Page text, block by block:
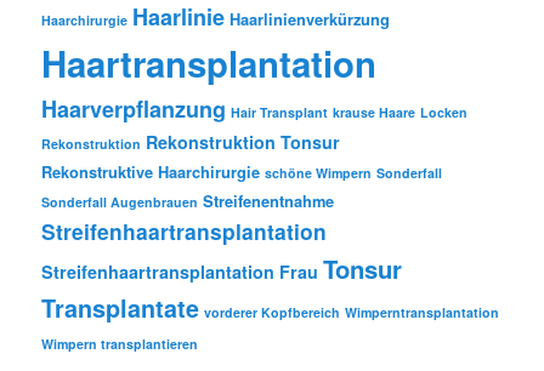
Haarchirurgie Haarlinie Haarlinienverkürzung
Haartransplantation
Haarverpflanzung Hair Transplant krause Haare Locken
Rekonstruktion Rekonstruktion Tonsur
Rekonstruktive Haarchirurgie schöne Wimpern Sonderfall
Sonderfall Augenbrauen Streifenentnahme
Streifenhaartransplantation
Streifenhaartransplantation Frau Tonsur
Transplantate vorderer Kopfbereich Wimperntransplantation
Wimpern transplantieren